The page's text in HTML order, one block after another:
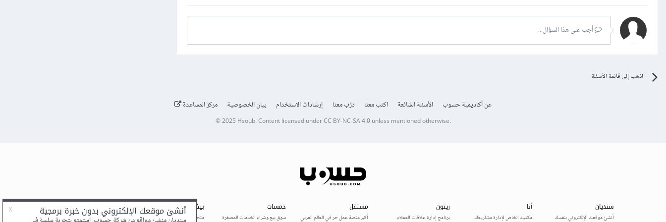
بالشركة، أو واجهة برمجة التطبيقات الخاصة لإدارة قاعدة بيانات العملاء الداخلية، ومعالجة الطلبات، وحساب تكاليف
أجب على هذا السؤال...
اذهب إلى قائمة الأسئلة
عن أكاديمية حسوب الأسئلة الشائعة اكتب معنا درّب معنا إرشادات الاستخدام بيان الخصوصية مركز المساعدة
© 2025 Hsoub.Content licensed underCC BY-NC-SA 4.0unless mentioned otherwise.